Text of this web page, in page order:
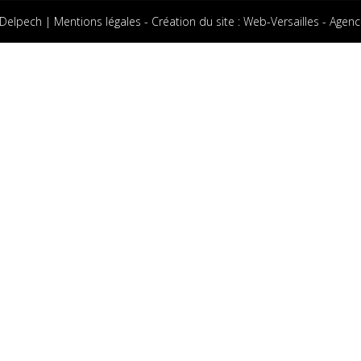
| Mentions légales - Création du site : Web-Versailles -